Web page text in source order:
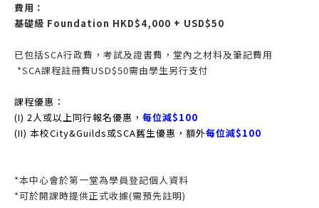
費用：
基礎級 Foundation HKD$4,000 + USD$50
已包括SCA行政費，考試及證書費，堂內之材料及筆記費用
*SCA課程註冊費USD$50需由學生另行支付
課程優惠：
(I) 2人或以上同行報名優惠， 每位減$100
(II) 本校City&Guilds或SCA舊生優惠，額外每位減$100
*本中心會於第一堂為學員登記個人資料
*可於開課時提供正式收據(需預先註明)